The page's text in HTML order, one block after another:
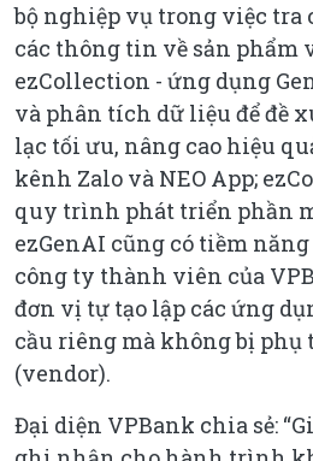
bộ nghiệp vụ trong việc
các thông tin về sản phẩm
ezCollection - ứng dụng
và phân tích dữ liệu để đề
lạc tối ưu, nâng cao hiệu
kênh Zalo và NEO App;
quy trình phát triển phần
ezGenAI cũng có tiềm
công ty thành viên của
đơn vị tự tạo lập các ứng
cầu riêng mà không bị phụ
(vendor).
Đại diện VPBank chia sẻ: